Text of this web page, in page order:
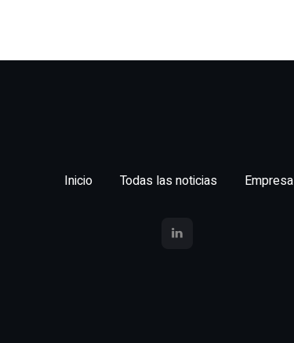
Inicio Todas las noticias Empresa